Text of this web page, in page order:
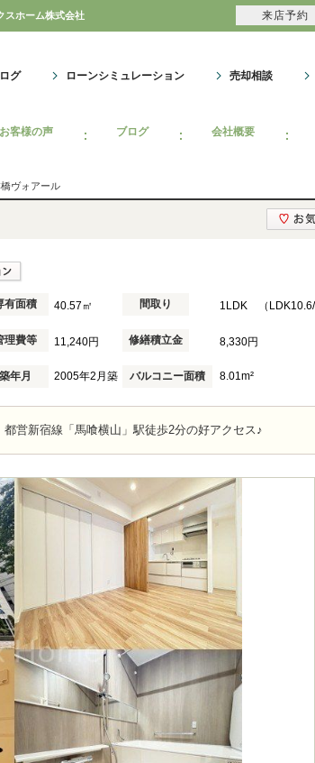
スホーム株式会社
グ ローンシミュレーション 売却相談
お客様の声 ブログ 会社概要
ヴォアール
有面積 40.57㎡ 間取り 1LDK （
理費等 11,240円 修繕積立金 8,330円
築年月 2005年2月築 バルコニー面積 8.01m²
営新宿線「馬喰横山」駅徒歩2分の好アクセス♪
来店予約